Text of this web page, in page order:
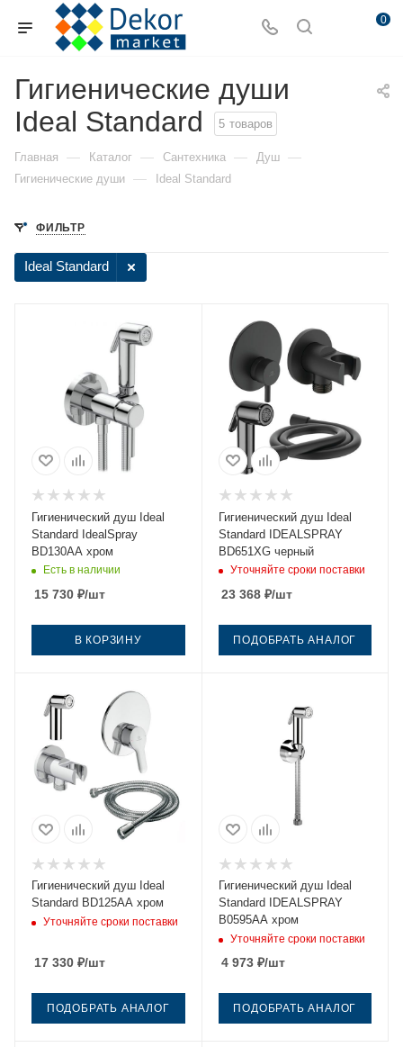
0
Гигиенические души
Ideal Standard
5 товаров
Главная — Каталог — Сантехника — Душ —
Гигиенические души — Ideal Standard
ФИЛЬТР
Ideal Standard
Гигиенический душ Ideal
Standard IdealSpray
BD130AA хром
Есть в наличии
15 730 ₽/шт
В КОРЗИНУ
Гигиенический душ Ideal
Standard IDEALSPRAY
BD651XG черный
Уточняйте сроки поставки
23 368₽/шт
ПОДОБРАТЬ АНАЛОГ
Гигиенический душ Ideal
Standard BD125AA хром
Уточняйте сроки поставки
17 330 ₽/шт
ПОДОБРАТЬ АНАЛОГ
Гигиенический душ Ideal
Standard IDEALSPRAY
B0595AA хром
Уточняйте сроки поставки
4 973₽/шт
ПОДОБРАТЬ АНАЛОГ